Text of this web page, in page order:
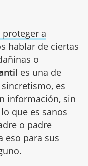
proteger a
hablar de ciertas
o
es una de
es
información, sin
que es sanos
o padre
eso para sus